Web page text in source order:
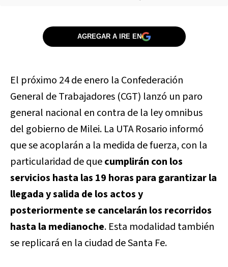
AGREGAR A IRE EN
El próximo 24 de enero la Confederación
General de Trabajadores (CGT) lanzó un paro
general nacional en contra de la ley omnibus
del gobierno de Milei. La UTA Rosario informó
que se acoplarán a la medida de fuerza, con la
particularidad de quecumplirán con los
servicios hasta las 19 horas para garantizar la
llegada y salida de los actos y
posteriormente se cancelarán los recorridos
hasta la medianoche. Esta modalidad también
se replicará en la ciudad de Santa Fe.